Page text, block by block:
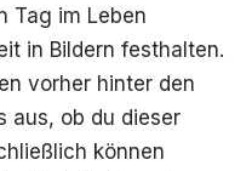
Tag im Leben
in Bildern festhalten.
vorher hinter den
aus, ob du dieser
können